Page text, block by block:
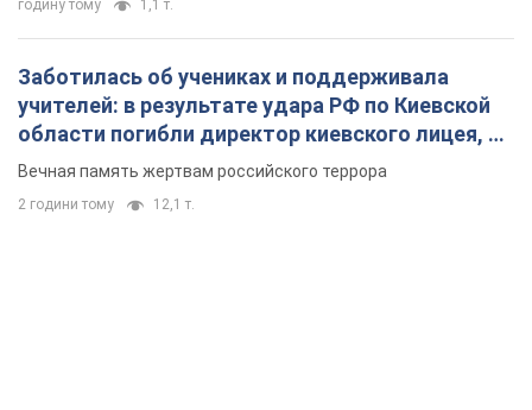
годину тому 1,1 т.
Заботилась об учениках и поддерживала
учителей: в результате удара РФ по Киевской
области погибли директор киевского лицея, её
муж и внук
Вечная память жертвам российского террора
2 години тому 12,1 т.